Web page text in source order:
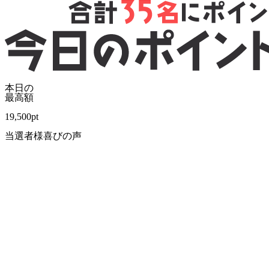
本日の
最高額
19,500pt
当選者様喜びの声